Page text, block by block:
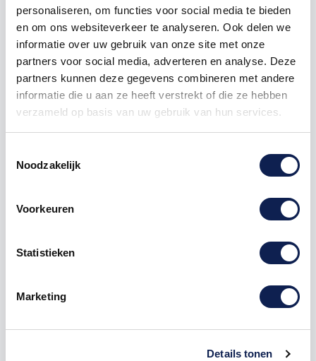
personaliseren, om functies voor social media te bieden
en om ons websiteverkeer te analyseren. Ook delen we
informatie over uw gebruik van onze site met onze
partners voor social media, adverteren en analyse. Deze
partners kunnen deze gegevens combineren met andere
informatie die u aan ze heeft verstrekt of die ze hebben
verzameld op basis van uw gebruik van hun services.
Noodzakelijk
Voorkeuren
Statistieken
Marketing
Details tonen
2 € 9,45 € 0,99
5 € 9,20 € 3,73
25 € 8,46 € 37,31
50 € 7,96 € 99,50
100
1000